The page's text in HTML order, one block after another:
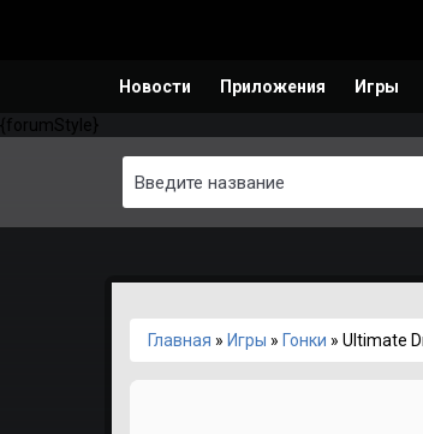
{forumStyle}
Новости Приложения Игры
Главная » Игры » Гонки » Ultimate